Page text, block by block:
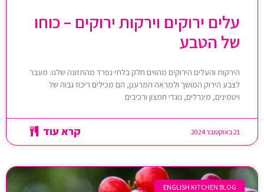
עלים ירוקים וירקות ירוקים – כוחו
של הטבע
הירקות והעלים הירוקים מהווים חלק בלתי נפרד מהתזונה שלנו. מעבר
לצבע הירוק המושך ולמראה המרענן, הם מכילים ריכוז גבוה של
ויטמינים, מינרלים, נוגדי חמצון ורכיבים
קרא עוד 21 באוקטובר 2024
ENGLISH KITCHEN BLOG